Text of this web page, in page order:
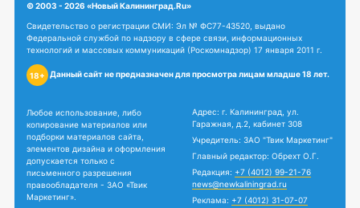
© 2003 - 2026 «Новый Калининград.Ru»
Свидетельство о регистрации СМИ: Эл № ФС77-43520, выдано
Федеральной службой по надзору в сфере связи, информационных
технологий и массовых коммуникаций (Роскомнадзор) 17 января 2011 г.
18+ Данный сайт не предназначен для просмотра лицам младше 18 лет.
Любое использование, либо
копирование материалов или
подборки материалов сайта,
элементов дизайна и оформления
допускается только с
письменного разрешения
правообладателя - ЗАО «Твик
Маркетинг».
Адрес: г. Калининград, ул.
Гаражная, д.2, кабинет 308
Учредитель: ЗАО "Твик Маркетинг"
Главный редактор: Обрехт О.Г.
Редакция: +7 (4012) 99-21-76
news@newkaliningrad.ru
Реклама: +7 (4012) 31-07-07